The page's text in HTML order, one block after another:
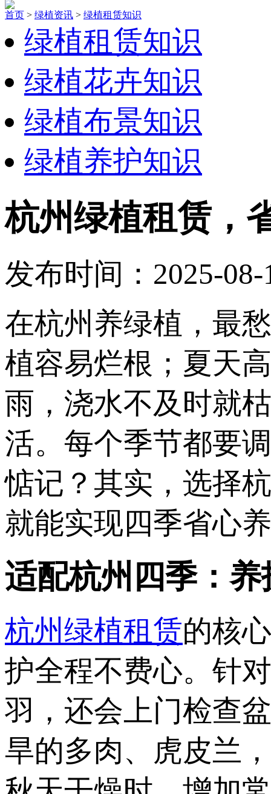
首页 > 绿植资讯 > 绿植租赁知识
绿植租赁知识
绿植花卉知识
绿植布景知识
绿植养护知识
杭州绿植租赁，
发布时间：2025-08-
在杭州养绿植，最
植容易烂根；夏天
雨，浇水不及时就
活。每个季节都要
惦记？其实，选择
就能实现四季省心
适配杭州四季：
杭州绿植租赁的核
护全程不费心。针
羽，还会上门检查
旱的多肉、虎皮兰